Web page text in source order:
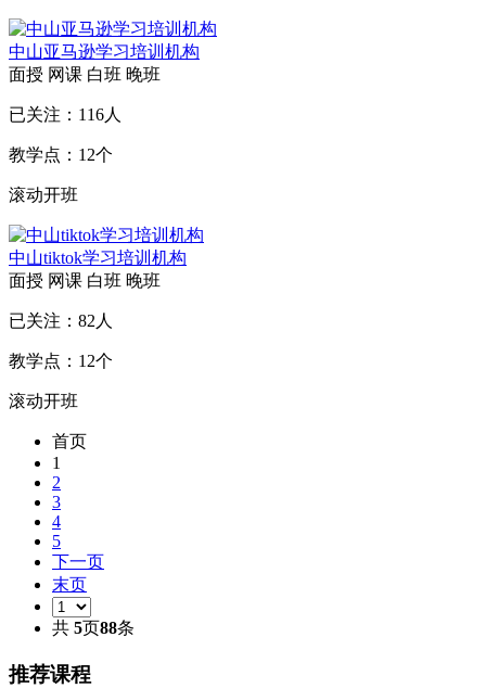
中山亚马逊学习培训机构
面授 网课 白班 晚班
已关注： 116人
教学点： 12个
滚动开班
中山tiktok学习培训机构
面授 网课 白班 晚班
已关注： 82 人
教学点： 12个
滚动开班
首页
1
2
3
4
5
下一页
末页
共 5页88条
推荐课程